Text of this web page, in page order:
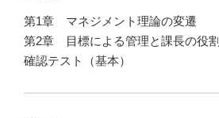
第1章 マネジメント理論の変遷
第2章 目標による管理と課長の役割
確認テスト（基本）